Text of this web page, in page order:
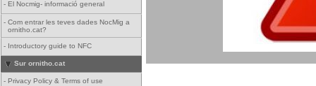
- El Nocmig- informació general
- Com entrar les teves dades NocMig a
ornitho.cat?
- Introductory guide to NFC
Sur ornitho.cat
- Privacy Policy & Terms of use